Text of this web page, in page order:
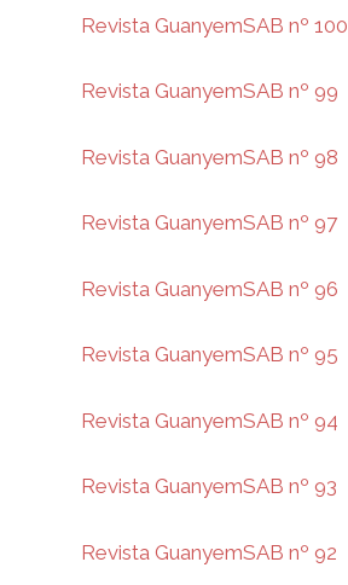
Revista GuanyemSAB nº 100
Revista GuanyemSAB nº 99
Revista GuanyemSAB nº 98
Revista GuanyemSAB nº 97
Revista GuanyemSAB nº 96
Revista GuanyemSAB nº 95
Revista GuanyemSAB nº 94
Revista GuanyemSAB nº 93
Revista GuanyemSAB nº 92